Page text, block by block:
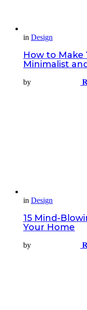
in Design
How to Make
Minimalist
by
in Design
15 Mind-
Your Home
by